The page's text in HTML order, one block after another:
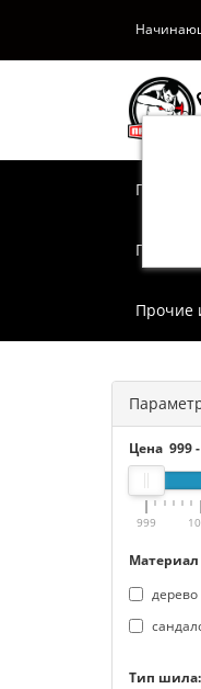
Прочие
Цена 999-
999
дерево
Тип шила: